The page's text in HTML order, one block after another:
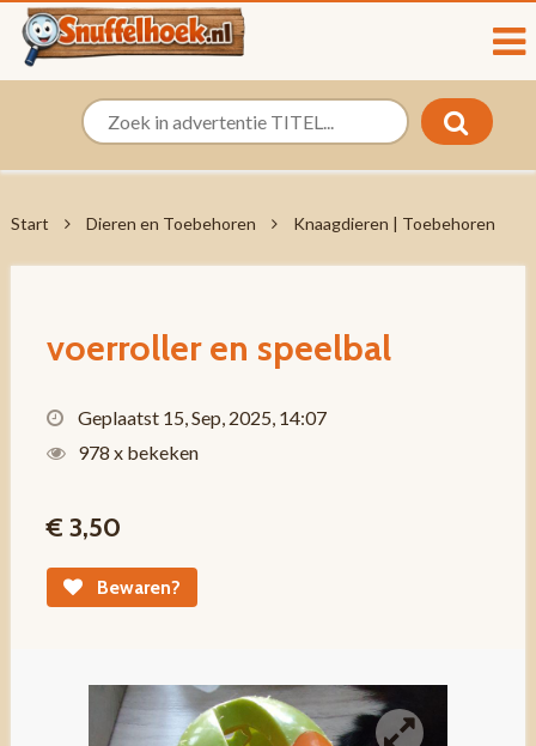
Start Dieren en Toebehoren Knaagdieren | Toebehoren
voerroller en speelbal
Geplaatst 15, Sep, 2025, 14:07
978 x bekeken
€ 3,50
Bewaren?